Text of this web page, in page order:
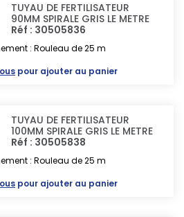
TUYAU DE FERTILISATEUR
90MM SPIRALE GRIS LE METRE
Réf : 30505836
: Rouleau de 25 m
pour ajouter au panier
TUYAU DE FERTILISATEUR
100MM SPIRALE GRIS LE METRE
Réf : 30505838
: Rouleau de 25 m
pour ajouter au panier